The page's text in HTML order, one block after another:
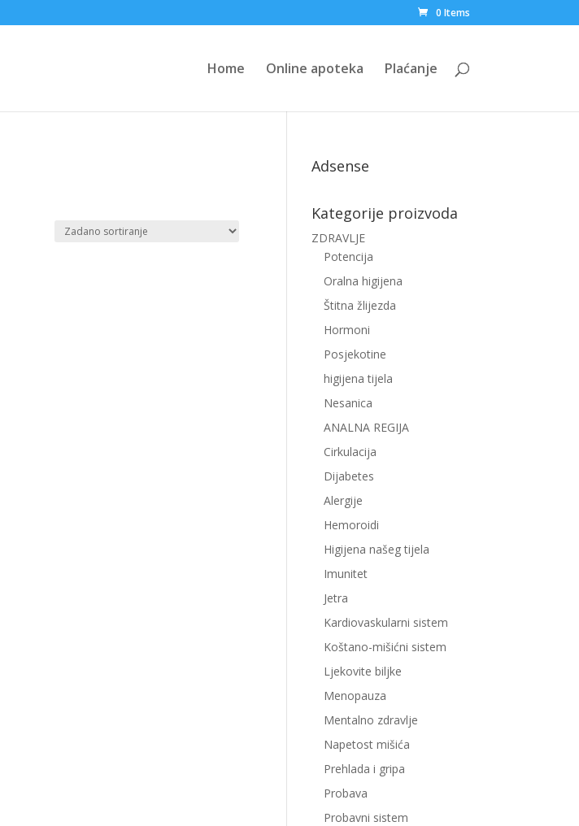
0 Items
Home Online apoteka Plaćanje
Adsense
Kategorije proizvoda
ZDRAVLJE
Potencija
Oralna higijena
Štitna žlijezda
Hormoni
Posjekotine
higijena tijela
Nesanica
ANALNA REGIJA
Cirkulacija
Dijabetes
Alergije
Hemoroidi
Higijena našeg tijela
Imunitet
Jetra
Kardiovaskularni sistem
Koštano-mišićni sistem
Ljekovite biljke
Menopauza
Mentalno zdravlje
Napetost mišića
Prehlada i gripa
Probava
Probavni sistem